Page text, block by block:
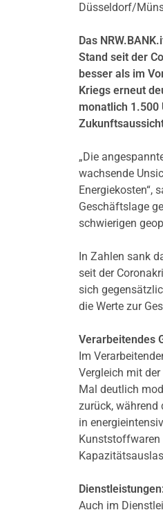
Düsseldorf/
Das
Stand seit der
besser als im
Kriegs erneut
monatlich
„Die
wachsende
Energiekosten“,
Geschäftslage
schwierigen
In Zahlen sank
seit der
sich
die Werte zur
Verarbeitendes
Im
Vergleich mit
Mal deutlich
zurück, während
in
Kunststoffwaren
Auch im